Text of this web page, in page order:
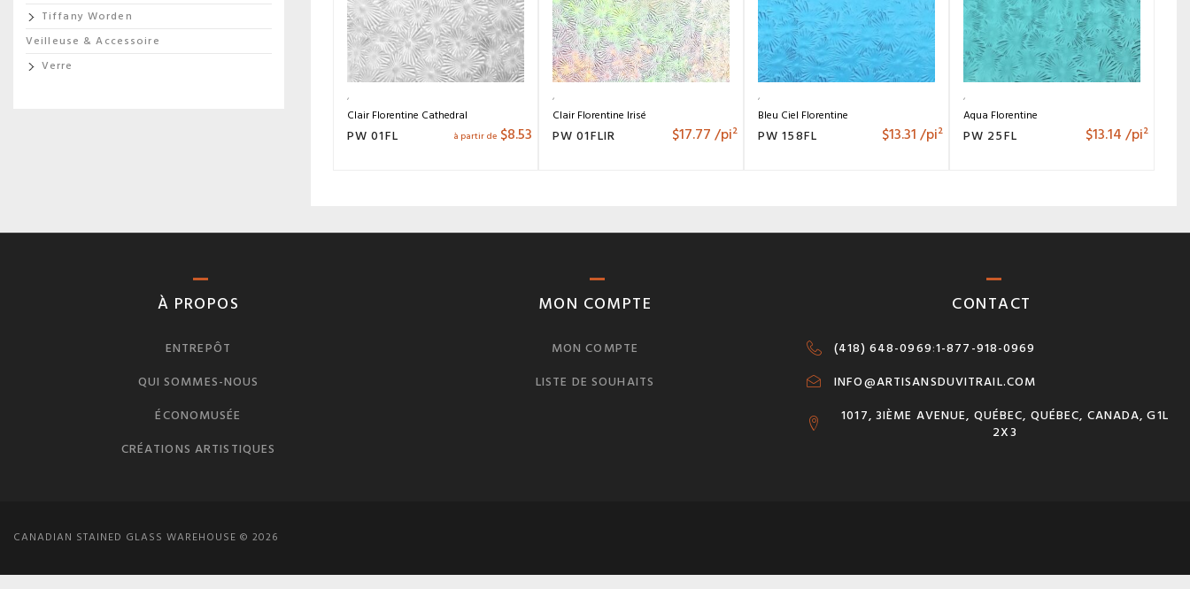
Clair Florentine Cathedral
PW 01FL à partir de $8.53
Clair Florentine Irisé
PW 01FLIR $17.77/pi²
Bleu Ciel Florentine
PW 158FL $13.31/pi²
Aqua Florentine
PW 25FL $13.14/pi²
Tiffany Worden
Veilleuse & Accessoire
Verre
À PROPOS
ENTREPÔT
QUI SOMMES-NOUS
ÉCONOMUSÉE
CRÉATIONS ARTISTIQUES
MON COMPTE
MON COMPTE
LISTE DE SOUHAITS
CONTACT
(418) 648-0969:1-877-918-0969
INFO@ARTISANSDUVITRAIL.COM
1017, 3IÈME AVENUE, QUÉBEC, QUÉBEC, CANADA, G1L
2X3
CANADIAN STAINED GLASS WAREHOUSE © 2026